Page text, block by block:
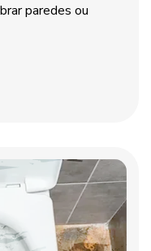
paredes ou